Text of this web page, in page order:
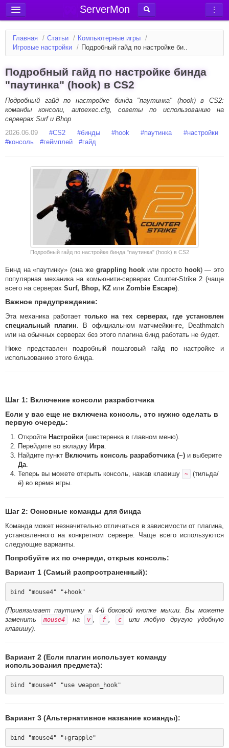
ServerMon
Добавить сервер
Мониторинг серверов
Блог
Форум
Вход в аккаунт
Главная / Статьи / Компьютерные игры /
Игровые настройки / Подробный гайд по настройке би..
Подробный гайд по настройке бинда
"паутинка" (hook) в CS2
Подробный гайд по настройке бинда "паутинка" (hook) в CS2:
команды консоли, autoexec.cfg, советы по использованию на
серверах Surf и Bhop
2026.06.09
#CS2 #бинды #hook #паутинка #настройки
#консоль #геймплей #гайд
Подробный гайд по настройке бинда "паутинка" (hook) в CS2
Бинд на «паутинку» (она же grappling hook или просто hook) — это
популярная механика на комьюнити-серверах Counter-Strike 2 (чаще
всего на серверах Surf, Bhop, KZ или Zombie Escape).
Важное предупреждение:
Эта механика работает только на тех серверах, где установлен
специальный плагин. В официальном матчмейкинге, Deathmatch
или на обычных серверах без этого плагина бинд работать не будет.
Ниже представлен подробный пошаговый гайд по настройке и
использованию этого бинда.
Шаг 1: Включение консоли разработчика
Если у вас еще не включена консоль, это нужно сделать в
первую очередь:
Откройте Настройки (шестеренка в главном меню).
Перейдите во вкладку Игра.
Найдите пункт Включить консоль разработчика (~) и выберите
Да.
Теперь вы можете открыть консоль, нажав клавишу
~
(тильда/
ё) во время игры.
Шаг 2: Основные команды для бинда
Команда может незначительно отличаться в зависимости от плагина,
установленного на конкретном сервере. Чаще всего используются
следующие варианты.
Попробуйте их по очереди, открыв консоль:
Вариант 1 (Самый распространенный):
(Привязывает паутинку к 4-й боковой кнопке мыши. Вы можете
заменить
mouse4 на v , f , c
или любую другую удобную
клавишу).
Вариант 2 (Если плагин использует команду
использования предмета):
Вариант 3 (Альтернативное название команды):